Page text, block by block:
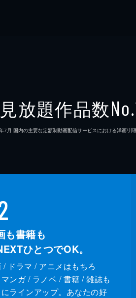
見放題作品数
⽉ 国内の主要な定額制動画配信サービスにおける洋画/邦
も書籍も
ひとつでOK。
/ ドラマ / アニメはもちろ
ンガ / ラノベ / 書籍 / 雑誌も
ラインアップ。あなたの好